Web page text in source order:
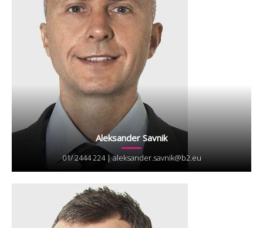
nalog in uspešnosti učenja naših
zaposlenih, kar je tudi ena ključnih
informacij, kako lahko v podjetju
sistematično skrbimo za osveščanje
zaposlenih iz informacijske varnosti.
Ker smo s podjetjem B2 IT že
uspešno sodelovali na področju
računalniškega izobraževanja, bomo
njihovi uporabniki storitve zagotovo
tudi v prihodnje.
Aleksander Savnik
01/ 2444 224 |aleksander.savnik@b2.eu